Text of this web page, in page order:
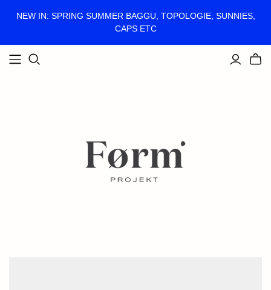
NEW IN: SPRING SUMMER BAGGU, TOPOLOGIE, SUNNIES,
CAPS ETC